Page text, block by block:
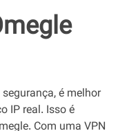
é melhor
IP real. Isso é
Com uma VPN